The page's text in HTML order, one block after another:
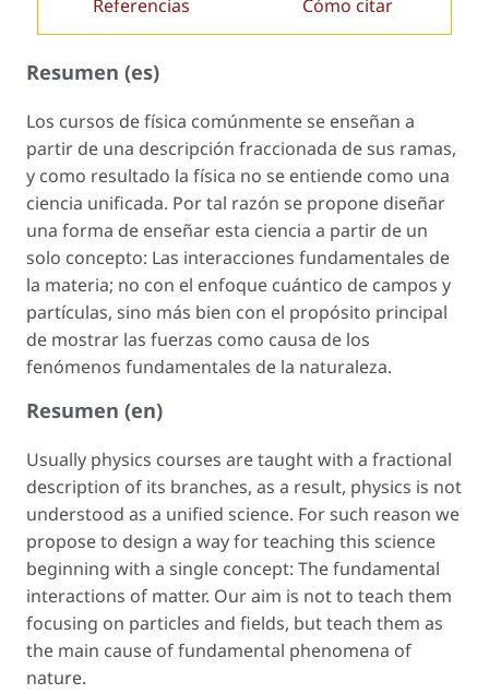
Referencias Cómo citar
Resumen (es)
Los cursos de física comúnmente se enseñan a
partir de una descripción fraccionada de sus ramas,
y como resultado la física no se entiende como una
ciencia unificada. Por tal razón se propone diseñar
una forma de enseñar esta ciencia a partir de un
solo concepto: Las interacciones fundamentales de
la materia; no con el enfoque cuántico de campos y
partículas, sino más bien con el propósito principal
de mostrar las fuerzas como causa de los
fenómenos fundamentales de la naturaleza.
Resumen (en)
Usually physics courses are taught with a fractional
description of its branches, as a result, physics is not
understood as a unified science. For such reason we
propose to design a way for teaching this science
beginning with a single concept: The fundamental
interactions of matter. Our aim is not to teach them
focusing on particles and fields, but teach them as
the main cause of fundamental phenomena of
nature.